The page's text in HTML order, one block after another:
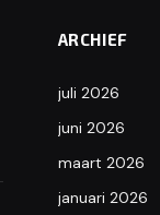
ARCHIEF
juli 2026
juni 2026
maart 2026
januari 2026